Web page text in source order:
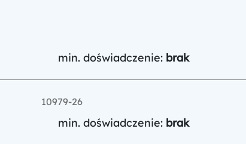
min. doświadczenie: brak
10979-26
min. doświadczenie: brak